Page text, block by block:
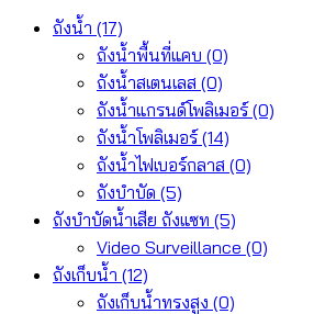
ถังน้ำ (17)
ถังน้ำพื้นที่แคบ (0)
ถังน้ำสเตนเลส (0)
ถังน้ำแกรนด์โพลิเมอร์(0)
ถังน้ำโพลิเมอร์(14)
ถังน้ำไฟเบอร์กลาส (0)
ถังบำบัด (5)
ถังบำบัดน้ำเสีย ถังแซท (5)
Video Surveillance (0)
ถังเก็บน้ำ (12)
ถังเก็บน้ำทรงสูง (0)